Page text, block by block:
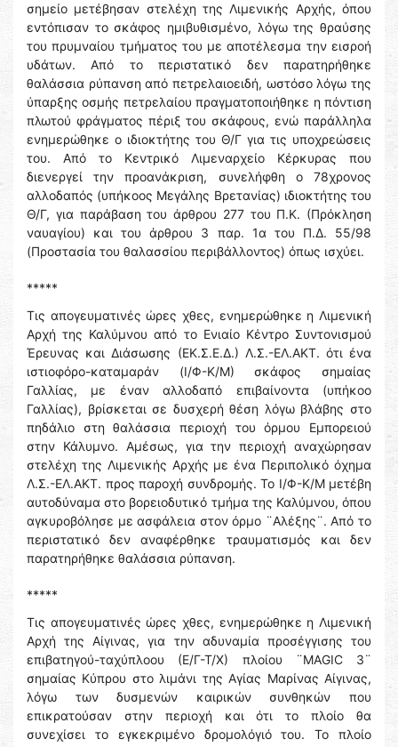
σημείο μετέβησαν στελέχη της Λιμενικής Αρχής, όπου
εντόπισαν το σκάφος ημιβυθισμένο, λόγω της θραύσης
του πρυμναίου τμήματος του με αποτέλεσμα την εισροή
υδάτων. Από το περιστατικό δεν παρατηρήθηκε
θαλάσσια ρύπανση από πετρελαιοειδή, ωστόσο λόγω της
ύπαρξης οσμής πετρελαίου πραγματοποιήθηκε η πόντιση
πλωτού φράγματος πέριξ του σκάφους, ενώ παράλληλα
ενημερώθηκε ο ιδιοκτήτης του Θ/Γ για τις υποχρεώσεις
του. Από το Κεντρικό Λιμεναρχείο Κέρκυρας που
διενεργεί την προανάκριση, συνελήφθη ο 78χρονος
αλλοδαπός (υπήκοος Μεγάλης Βρετανίας) ιδιοκτήτης του
Θ/Γ, για παράβαση του άρθρου 277 του Π.Κ. (Πρόκληση
ναυαγίου) και του άρθρου 3 παρ. 1α του Π.Δ. 55/98
(Προστασία του θαλασσίου περιβάλλοντος) όπως ισχύει.
*****
Τις απογευματινές ώρες χθες, ενημερώθηκε η Λιμενική
Αρχή της Καλύμνου από το Ενιαίο Κέντρο Συντονισμού
Έρευνας και Διάσωσης (ΕΚ.Σ.Ε.Δ.) Λ.Σ.-ΕΛ.ΑΚΤ. ότι ένα
ιστιοφόρο-καταμαράν (Ι/Φ-Κ/Μ) σκάφος σημαίας
Γαλλίας, με έναν αλλοδαπό επιβαίνοντα (υπήκοο
Γαλλίας), βρίσκεται σε δυσχερή θέση λόγω βλάβης στο
πηδάλιο στη θαλάσσια περιοχή του όρμου Εμπορειού
στην Κάλυμνο. Αμέσως, για την περιοχή αναχώρησαν
στελέχη της Λιμενικής Αρχής με ένα Περιπολικό όχημα
Λ.Σ.-ΕΛ.ΑΚΤ. προς παροχή συνδρομής. Το Ι/Φ-Κ/Μ μετέβη
αυτοδύναμα στο βορειοδυτικό τμήμα της Καλύμνου, όπου
αγκυροβόλησε με ασφάλεια στον όρμο ¨Αλέξης¨. Από το
περιστατικό δεν αναφέρθηκε τραυματισμός και δεν
παρατηρήθηκε θαλάσσια ρύπανση.
*****
Τις απογευματινές ώρες χθες, ενημερώθηκε η Λιμενική
Αρχή της Αίγινας, για την αδυναμία προσέγγισης του
επιβατηγού-ταχύπλοου (Ε/Γ-Τ/Χ) πλοίου ¨MAGIC 3¨
σημαίας Κύπρου στο λιμάνι της Αγίας Μαρίνας Αίγινας,
λόγω των δυσμενών καιρικών συνθηκών που
επικρατούσαν στην περιοχή και ότι το πλοίο θα
συνεχίσει το εγκεκριμένο δρομολόγιό του. Το πλοίο